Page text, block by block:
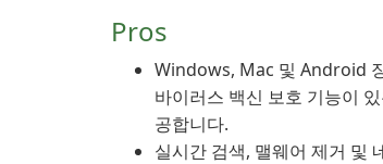
Pros
Windows, Mac 및 Android
바이러스 백신 보호 기능이
공합니다.
실시간 검색, 맬웨어 제거 및